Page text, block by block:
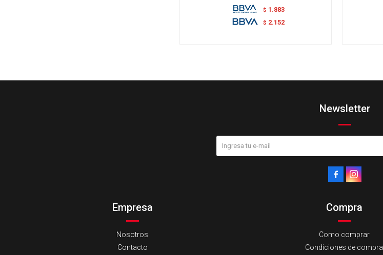
$ 1.883
$ 2.152
Empresa
Nosotros
Contacto
Compra
Como comprar
Condiciones de compra
Newsletter
 